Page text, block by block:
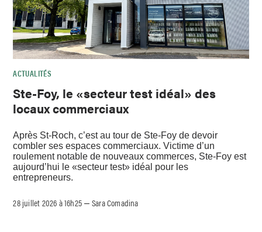
ACTUALITÉS
Ste-Foy, le «secteur test idéal» des
locaux commerciaux
Après St-Roch, c’est au tour de Ste-Foy de devoir
combler ses espaces commerciaux. Victime d’un
roulement notable de nouveaux commerces, Ste-Foy est
aujourd’hui le «secteur test» idéal pour les
entrepreneurs.
28 juillet 2026 à 16h25 –Sara Comadina